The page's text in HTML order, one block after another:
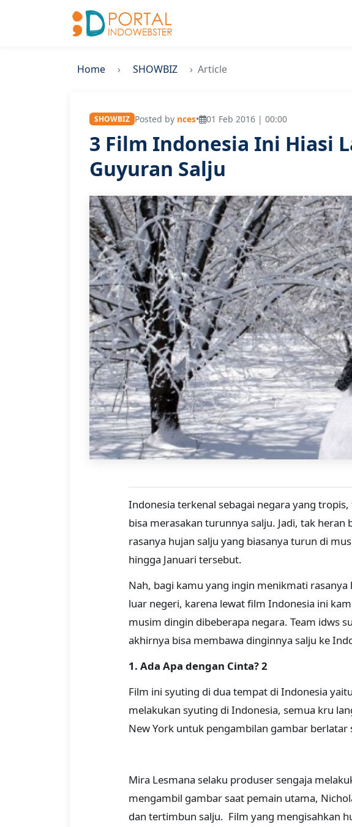
Home SHOWBIZ Article
SHOWBIZ Posted by nces• 01 Feb 2016 | 00:00
3 Film Indonesia Ini Hiasi
Guyuran Salju
Indonesia terkenal sebagai negara yang
bisa merasakan turunnya salju. Jadi, tak heran
rasanya hujan salju yang biasanya turun di
hingga Januari tersebut.
Nah, bagi kamu yang ingin menikmati
luar negeri, karena lewat film Indonesia ini
musim dingin dibeberapa negara. Team idws
akhirnya bisa membawa dinginnya salju ke
1. Ada Apa dengan Cinta? 2
Film ini syuting di dua tempat di Indonesia
melakukan syuting di Indonesia, semua kru
New York untuk pengambilan gambar berlatar
Mira Lesmana selaku produser sengaja
mengambil gambar saat pemain utama,
dan tertimbun salju. Film yang mengisahkan